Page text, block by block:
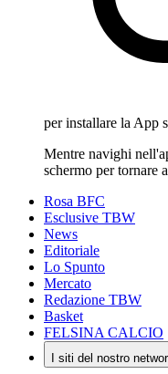
per installare la App
Mentre navighi
schermo per tornare
Rosa BFC
Esclusive TBW
News
Editoriale
Lo Spunto
Mercato
Redazione TBW
Basket
FELSINA CALCIO
I siti del nostro